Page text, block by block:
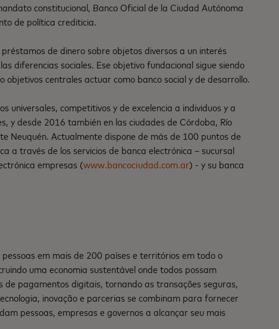
constitucional, Banco Oficial de la Ciudad Autónoma
de política crediticia.
de dinero sobre objetos diversos a un interés
diferencias sociales. Ese objetivo fundacional sigue siendo
objetivos centrales actuar como banco social y de desarrollo.
universales, competitivos y de excelencia a individuos y a
y desde 2016 también en las ciudades de Córdoba, Río
Neuquén. Actualmente dispone de más de 100 puntos de
a través de los servicios de banca electrónica – sucursal
empresas (www.bancociudad.com.ar) - y su banca
em mais de 200 países e territórios em todo o
uma economia sustentável onde todos possam
pagamentos digitais, tornando as transações seguras,
inovação e parcerias se combinam para fornecer
pessoas, empresas e governos a alcançar seu mais